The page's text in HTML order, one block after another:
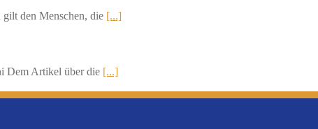
den Menschen, die [...]
Dem Artikel über die [...]